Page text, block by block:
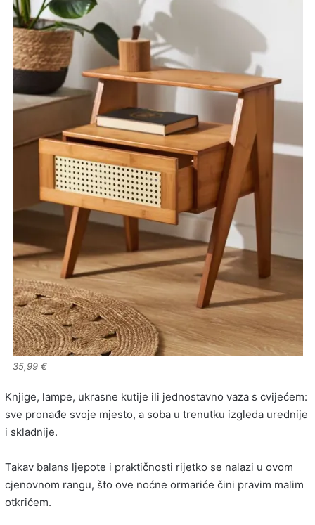
35,99 €
Knjige, lampe, ukrasne kutije ili jednostavno vaza s cvijećem:
sve pronađe svoje mjesto, a soba u trenutku izgleda urednije
i skladnije.
Takav balans ljepote i praktičnosti rijetko se nalazi u ovom
cjenovnom rangu, što ove noćne ormariće čini pravim malim
otkrićem.